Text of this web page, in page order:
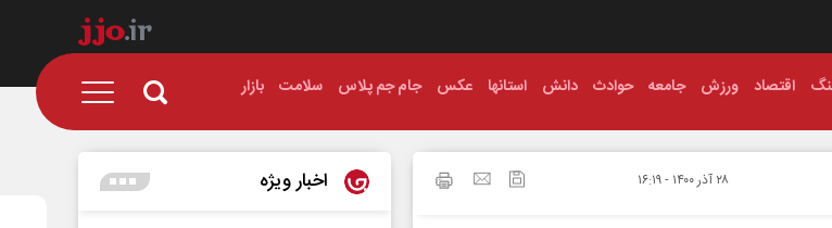
اقتصاد ورزش جامعه حوادث دانش استانها عکس جام جم پلاس سلامت بازار
۲۸ آذر ۱۴۰۰ - ۱۶:۱۹ اخبار ویژه